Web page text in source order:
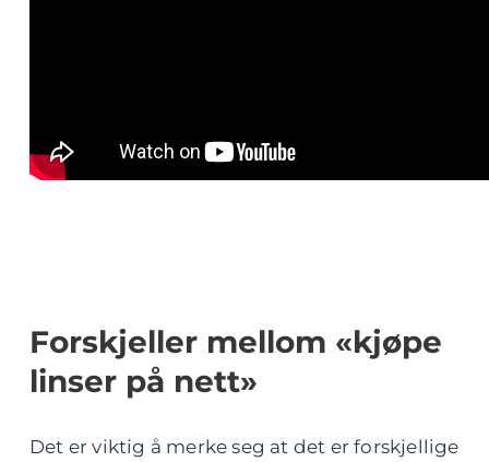
Forskjeller mellom «kjøpe
linser på nett»
Det er viktig å merke seg at det er forskjellige